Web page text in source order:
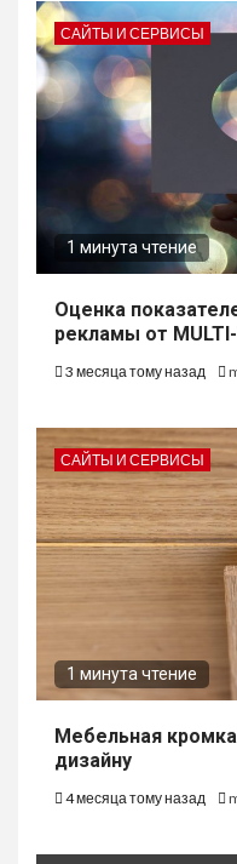
САЙТЫ И СЕРВИСЫ
1 минута чтение
Оценка
рекламы от
3 месяца тому назад
САЙТЫ И СЕРВИСЫ
1 минута чтение
Мебельная
дизайну
4 месяца тому назад